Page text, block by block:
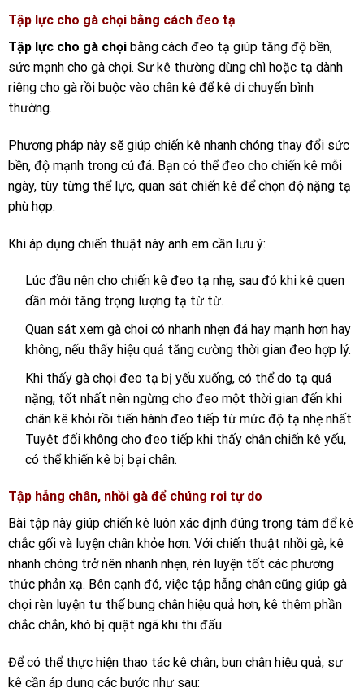
Tập lực cho gà chọi bằng cách đeo tạ
Tập lực cho gà chọi bằng cách đeo tạ giúp tăng độ bền,
sức mạnh cho gà chọi. Sư kê thường dùng chì hoặc tạ dành
riêng cho gà rồi buộc vào chân kê để kê di chuyển bình
thường.
Phương pháp này sẽ giúp chiến kê nhanh chóng thay đổi sức
bền, độ mạnh trong cú đá. Bạn có thể đeo cho chiến kê mỗi
ngày, tùy từng thể lực, quan sát chiến kê để chọn độ nặng tạ
phù hợp.
Khi áp dụng chiến thuật này anh em cần lưu ý:
Lúc đầu nên cho chiến kê đeo tạ nhẹ, sau đó khi kê quen
dần mới tăng trọng lượng tạ từ từ.
Quan sát xem gà chọi có nhanh nhẹn đá hay mạnh hơn hay
không, nếu thấy hiệu quả tăng cường thời gian đeo hợp lý.
Khi thấy gà chọi đeo tạ bị yếu xuống, có thể do tạ quá
nặng, tốt nhất nên ngừng cho đeo một thời gian đến khi
chân kê khỏi rồi tiến hành đeo tiếp từ mức độ tạ nhẹ nhất.
Tuyệt đối không cho đeo tiếp khi thấy chân chiến kê yếu,
có thể khiến kê bị bại chân.
Tập hẫng chân, nhồi gà để chúng rơi tự do
Bài tập này giúp chiến kê luôn xác định đúng trọng tâm để kê
chắc gối và luyện chân khỏe hơn. Với chiến thuật nhồi gà, kê
nhanh chóng trở nên nhanh nhẹn, rèn luyện tốt các phương
thức phản xạ. Bên cạnh đó, việc tập hẫng chân cũng giúp gà
chọi rèn luyện tư thế bung chân hiệu quả hơn, kê thêm phần
chắc chắn, khó bị quật ngã khi thi đấu.
Để có thể thực hiện thao tác kê chân, bun chân hiệu quả, sư
kê cần áp dụng các bước như sau: